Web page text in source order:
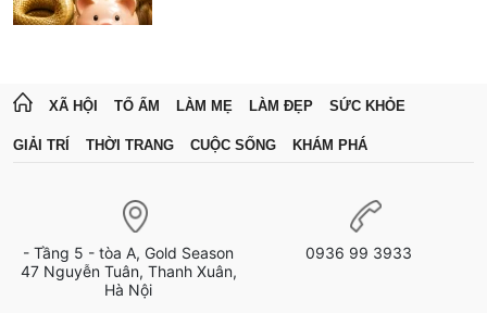
XÃ HỘI TỔ ẤM LÀM MẸ LÀM ĐẸP SỨC KHỎE
GIẢI TRÍ THỜI TRANG CUỘC SỐNG KHÁM PHÁ
- Tầng 5 - tòa A, Gold Season
47 Nguyễn Tuân, Thanh Xuân,
Hà Nội
0936 99 3933